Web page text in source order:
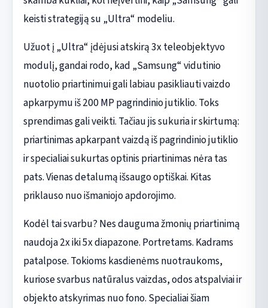
keisti strategiją su „Ultra“ modeliu.
Užuot į „Ultra“ įdėjusi atskirą 3x teleobjektyvo
modulį, gandai rodo, kad „Samsung“ vidutinio
nuotolio priartinimui gali labiau pasikliauti vaizdo
apkarpymu iš 200 MP pagrindinio jutiklio. Toks
sprendimas gali veikti. Tačiau jis sukuria ir skirtumą:
priartinimas apkarpant vaizdą iš pagrindinio jutiklio
ir specialiai sukurtas optinis priartinimas nėra tas
pats. Vienas detalumą išsaugo optiškai. Kitas
priklauso nuo išmaniojo apdorojimo.
Kodėl tai svarbu? Nes dauguma žmonių priartinimą
naudoja 2x iki 5x diapazone. Portretams. Kadrams
patalpose. Tokioms kasdienėms nuotraukoms,
kuriose svarbus natūralus vaizdas, odos atspalviai ir
objekto atskyrimas nuo fono. Specialiai šiam